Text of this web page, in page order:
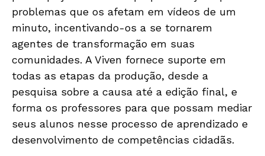
problemas que os afetam em vídeos de um
minuto, incentivando-os a se tornarem
agentes de transformação em suas
comunidades. A Viven fornece suporte em
todas as etapas da produção, desde a
pesquisa sobre a causa até a edição final, e
forma os professores para que possam mediar
seus alunos nesse processo de aprendizado e
desenvolvimento de competências cidadãs.